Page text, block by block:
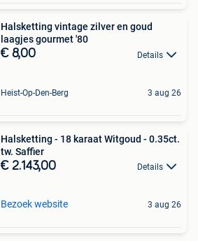
Halsketting vintage zilver en goud
laagjes gourmet '80
€ 8,00 Details
Heist-Op-Den-Berg 3 aug 26
Halsketting - 18 karaat Witgoud - 0.35ct.
tw. Saffier
€ 2.143,00 Details
Bezoek website 3 aug 26